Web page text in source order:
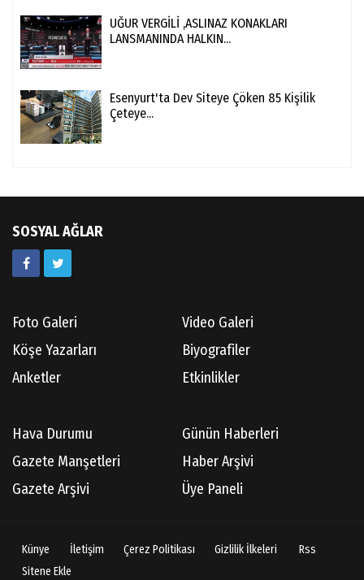
UĞUR VERGİLİ ,ASLINAZ KONAKLARI
LANSMANINDA HALKIN...
Esenyurt'ta Dev Siteye Çöken 85 Kişilik
Çeteye...
SOSYAL AĞLAR
Foto Galeri
Video Galeri
Köşe Yazarları
Biyografiler
Anketler
Etkinlikler
Hava Durumu
Günün Haberleri
Gazete Manşetleri
Haber Arşivi
Gazete Arşivi
Üye Paneli
Künye İletişim Çerez Politikası Gizlilik İlkeleri
Rss
Sitene Ekle